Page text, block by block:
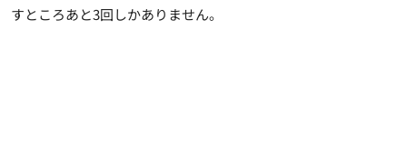
すところあと3回しかありません。